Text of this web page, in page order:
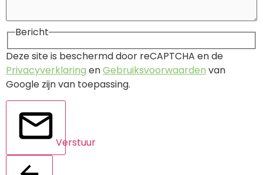
Bericht
Deze site is beschermd door reCAPTCHA en de
Privacyverklaring enGebruiksvoorwaarden van
Google zijn van toepassing.
Verstuur